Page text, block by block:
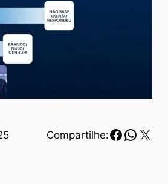
Compartilhe: X